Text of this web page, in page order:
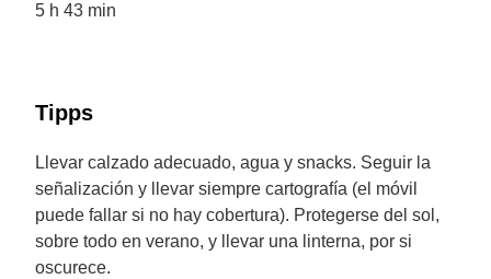
5 h 43 min
Tipps
Llevar calzado adecuado, agua y snacks. Seguir la
señalización y llevar siempre cartografía (el móvil
puede fallar si no hay cobertura). Protegerse del sol,
sobre todo en verano, y llevar una linterna, por si
oscurece.